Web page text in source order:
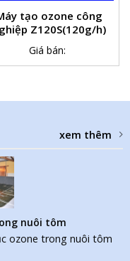
tạo ozone công
Z120S(120g/h)
Giá bán:
xem thêm
nuôi tôm
ozone trong nuôi tôm